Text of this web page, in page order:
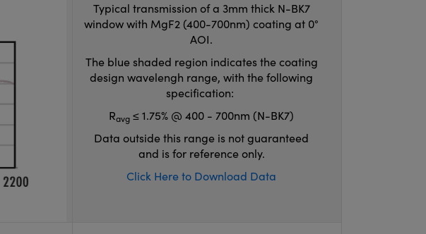
Typical transmission of a 3mm thick N-BK7
window with MgF2 (400-700nm) coating at 0°
AOI.
The blue shaded region indicates the coating
design wavelengh range, with the following
specification:
Ravg ≤ 1.75% @ 400 - 700nm (N-BK7)
Data outside this range is not guaranteed
and is for reference only.
Click Here to Download Data